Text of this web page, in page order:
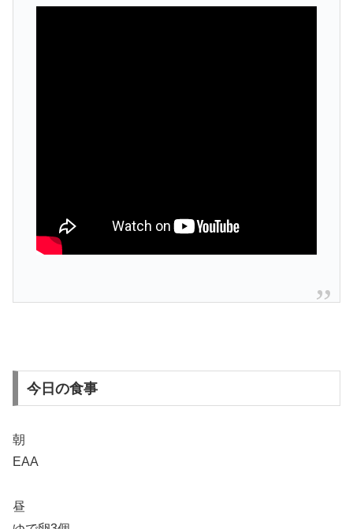
今日の食事
朝
EAA
昼